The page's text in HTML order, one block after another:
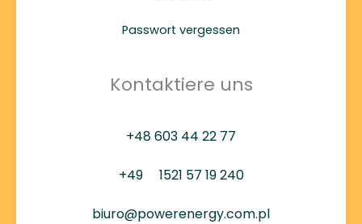
Passwort vergessen
Kontaktiere uns
+48 603 44 22 77
+49 1521 57 19 240
biuro@powerenergy.com.pl